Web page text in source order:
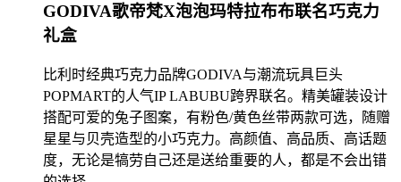
GODIVA歌帝梵X泡泡玛特拉布布联名巧克力
礼盒
比利时经典巧克力品牌GODIVA与潮流玩具巨头
POPMART的人气IP LABUBU跨界联名。精美罐装设计
搭配可爱的兔子图案，有粉色/黄色丝带两款可选，随赠
星星与贝壳造型的小巧克力。高颜值、高品质、高话题
度，无论是犒劳自己还是送给重要的人，都是不会出错